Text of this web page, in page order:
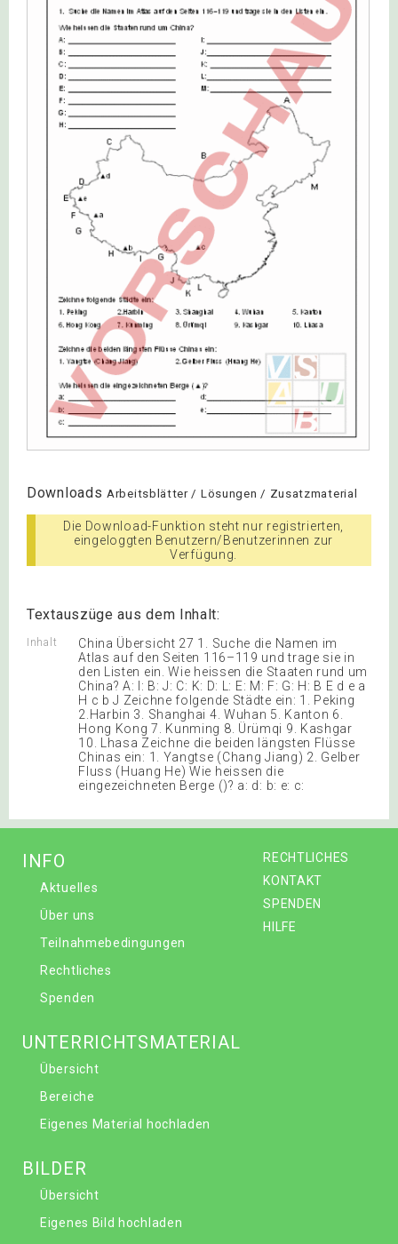
Downloads Arbeitsblätter / Lösungen / Zusatzmaterial
Die Download-Funktion steht nur registrierten,
eingeloggten Benutzern/Benutzerinnen zur
Verfügung.
Textauszüge aus dem Inhalt:
Inhalt
China Übersicht 27 1. Suche die Namen im
Atlas auf den Seiten 116–119 und trage sie in
den Listen ein. Wie heissen die Staaten rund um
China? A: I: B: J: C: K: D: L: E: M: F: G: H: B E d e a
H c b J Zeichne folgende Städte ein: 1. Peking
2.Harbin 3. Shanghai 4. Wuhan 5. Kanton 6.
Hong Kong 7. Kunming 8. Ürümqi 9. Kashgar
10. Lhasa Zeichne die beiden längsten Flüsse
Chinas ein: 1. Yangtse (Chang Jiang) 2. Gelber
Fluss (Huang He) Wie heissen die
eingezeichneten Berge ()? a: d: b: e: c:
RECHTLICHES
KONTAKT
SPENDEN
HILFE
INFO
Aktuelles
Über uns
Teilnahmebedingungen
Rechtliches
Spenden
UNTERRICHTSMATERIAL
Übersicht
Bereiche
Eigenes Material hochladen
BILDER
Übersicht
Eigenes Bild hochladen